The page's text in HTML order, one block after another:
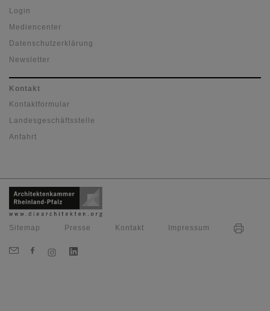
Login
Mediencenter
Datenschutzerklärung
Newsletter
Kontakt
Kontaktformular
Landesgeschäftsstelle
Anfahrt
Sitemap Presse Kontakt Impressum